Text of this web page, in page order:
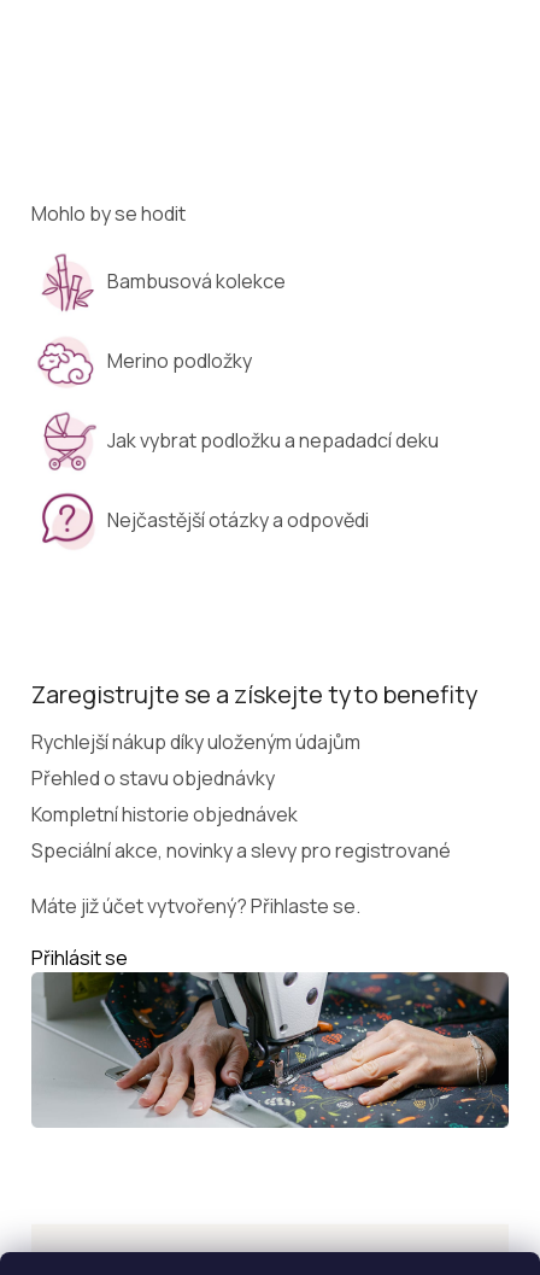
Mohlo by se hodit
Bambusová kolekce
Merino podložky
Jak vybrat podložku a nepadadcí deku
Nejčastější otázky a odpovědi
Zaregistrujte se a získejte tyto benefity
Rychlejší nákup díky uloženým údajům
Přehled o stavu objednávky
Kompletní historie objednávek
Speciální akce, novinky a slevy pro registrované
Máte již účet vytvořený? Přihlaste se.
Přihlásit se